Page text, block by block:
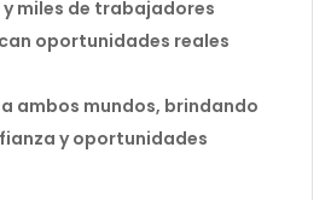
miles de trabajadores
oportunidades reales
ambos mundos, brindando
y oportunidades